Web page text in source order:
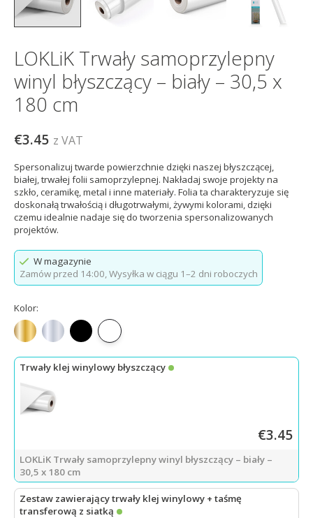
LOKLiK Trwały samoprzylepny
winyl błyszczący – biały – 30,5 x
180 cm
€3.45 z VAT
Spersonalizuj twarde powierzchnie dzięki naszej błyszczącej,
białej, trwałej folii samoprzylepnej. Nakładaj swoje projekty na
szkło, ceramikę, metal i inne materiały. Folia ta charakteryzuje się
doskonałą trwałością i długotrwałymi, żywymi kolorami, dzięki
czemu idealnie nadaje się do tworzenia spersonalizowanych
projektów.
W magazynie
Zamów przed 14:00,Wysyłka w ciągu 1–2 dni roboczych
Kolor:
Błyszczący złoty
Błyszczący srebrny
Błyszcząca czerń
Biały z połyskiem
Trwały klej winylowy błyszczący
€3.45
LOKLiK Trwały samoprzylepny winyl błyszczący – biały –
30,5 x 180 cm
Zestaw zawierający trwały klej winylowy + taśmę
transferową z siatką